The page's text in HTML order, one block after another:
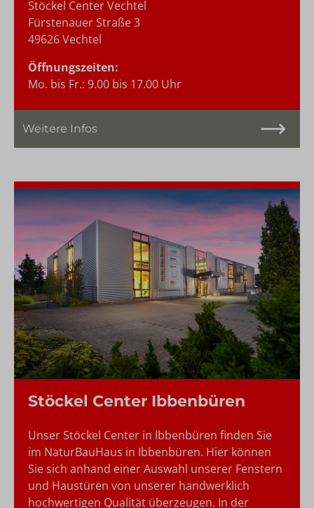
Stöckel Center Vechtel
Fürstenauer Straße 3
49626 Vechtel
Öffnungszeiten:
Mo. bis Fr.: 9.00 bis 17.00 Uhr
Weitere Infos
Stöckel Center Ibbenbüren
Unser Stöckel Center in Ibbenbüren finden Sie
im NaturBauHaus in Ibbenbüren. Hier können
Sie sich anhand einer Auswahl unserer Fenstern
und Haustüren von unserer handwerklich
hochwertigen Qualität überzeugen. In der